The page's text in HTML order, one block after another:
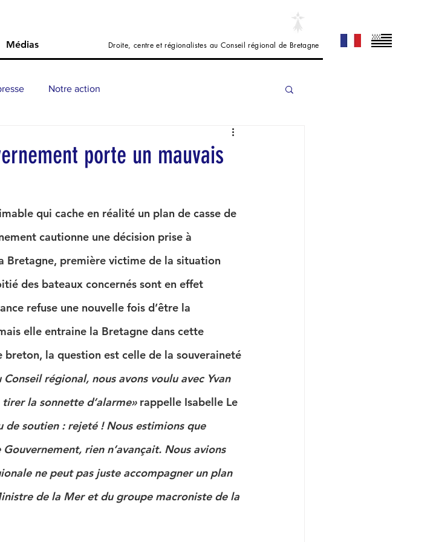
Droite, centre et régionalistes au Conseil régional de Bretagne
Médias
Notre action
porte un mauvais
qui cache en réalité un plan de casse de
cautionne une décision prise à
Bretagne, première victime de la situation
des bateaux concernés sont en effet
refuse une nouvelle fois d’être la
elle entraine la Bretagne dans cette
la question est celle de la souveraineté
Conseil régional, nous avons voulu avec Yvan
la sonnette d’alarme» rappelle Isabelle Le
de soutien : rejeté ! Nous estimions que
rien n’avançait. Nous avions
ne peut pas juste accompagner un plan
de la Mer et du groupe macroniste de la